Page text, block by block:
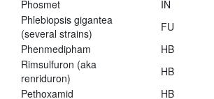
Phosmet
IN
Phlebiopsis gigantea
(several strains)
FU
Phenmedipham
HB
Rimsulfuron (aka
renriduron)
HB
Pethoxamid
HB